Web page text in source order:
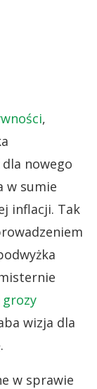
,
nowego
w sumie
inflacji. Tak
wizja dla
w sprawie